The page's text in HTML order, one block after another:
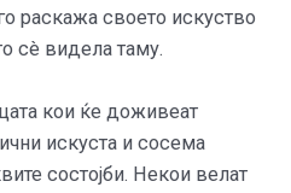
раскажа своето искуство
сè видела таму.
кои ќе доживеат
искуста и сосема
состојби. Некои велат